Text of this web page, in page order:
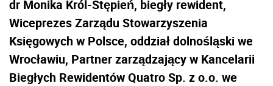
dr Monika Król-Stępień, biegły rewident,
Wiceprezes Zarządu Stowarzyszenia
Księgowych w Polsce, oddział dolnośląski we
Wrocławiu, Partner zarządzający w Kancelarii
Biegłych Rewidentów Quatro Sp. z o.o. we